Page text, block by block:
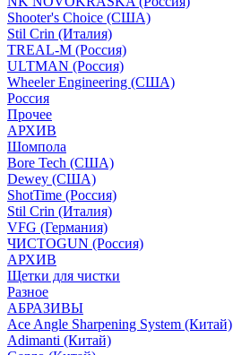
Shooter's Choice (СШA)
Stil Crin (Италия)
TREAL-M (Россия)
ULTMAN (Россия)
Wheeler Engineering (СШA)
Россия
Прочее
АРХИВ
Шомпола
Bore Tech (США)
Dewey (США)
ShotTime (Россия)
Stil Crin (Италия)
VFG (Германия)
ЧИСТОGUN (Россия)
АРХИВ
Щетки для чистки
Разное
АБРАЗИВЫ
Ace Angle Sharpening System (Китай)
Adimanti (Китай)